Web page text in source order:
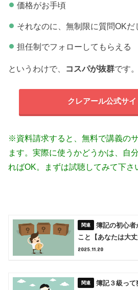
価格がお手頃
それなのに、無制限に質問OKだ
担任制でフォローしてもらえる
というわけで、 コスパが抜群です。
クレアール公式サ
※資料請求すると、無料で講義の
ます。実際に使うかどうかは、自
ればOK。まずは試聴してみて下さ
簿記の初心
こと【あなたは大丈
2025.11.20
簿記３級っ